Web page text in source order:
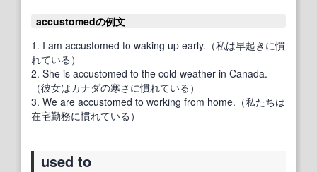
accustomedの例文
1. I am accustomed to waking up early.（私は早起きに慣
れている）
2. She is accustomed to the cold weather in Canada.
（彼女はカナダの寒さに慣れている）
3. We are accustomed to working from home.（私たちは
在宅勤務に慣れている）
used to